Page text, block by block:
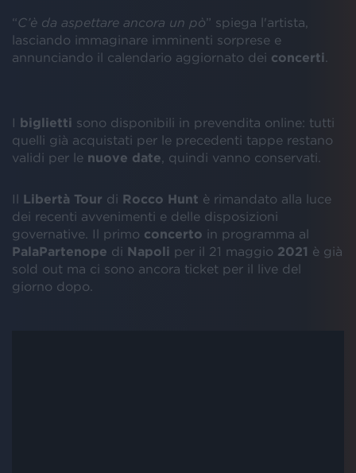
“C’è da aspettare ancora un pò” spiega l'artista,
lasciando immaginare imminenti sorprese e
annunciando il calendario aggiornato dei concerti
I biglietti sono disponibili in prevendita online: tutti
quelli già acquistati per le precedenti tappe restano
validi per le nuove date , quindi vanno conservati.
Il Libertà Tour di Rocco Hunt è rimandato alla luce
dei recenti avvenimenti e delle disposizioni
governative. Il primo concerto in programma al
PalaPartenope di Napoli per il 21 maggio 2021 è già
sold out ma ci sono ancora ticket per il live del
giorno dopo.